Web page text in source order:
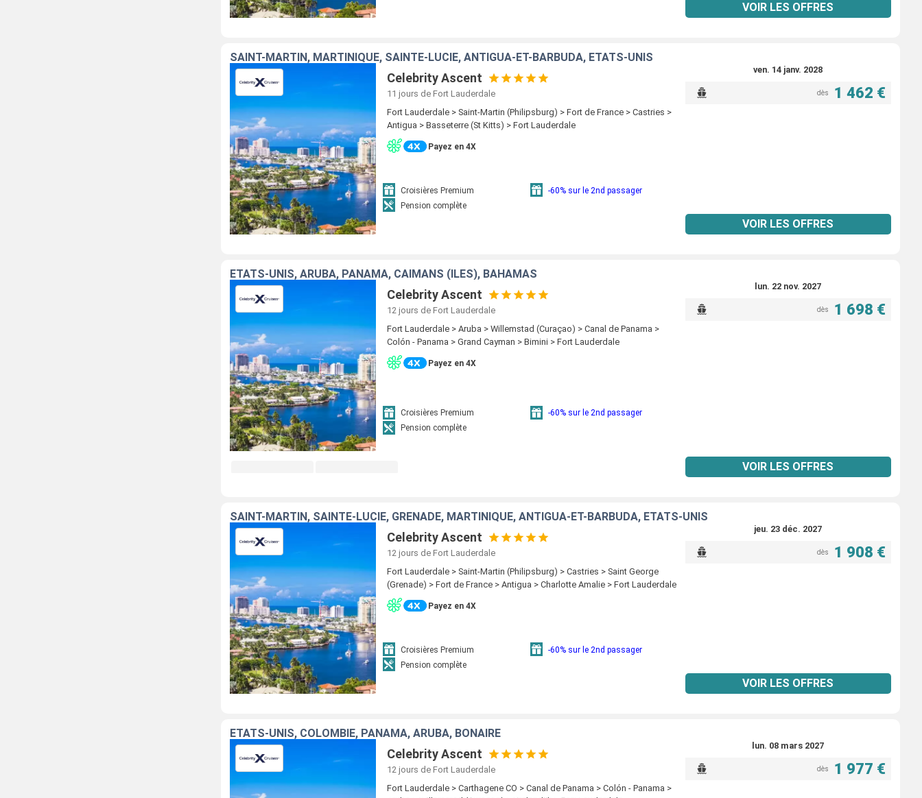
VOIR LES OFFRES
SAINT-MARTIN, MARTINIQUE, SAINTE-LUCIE, ANTIGUA-ET-BARBUDA, ÉTATS-UNIS
Celebrity Ascent
11 jours de Fort Lauderdale
Fort Lauderdale > Saint-Martin (Philipsburg) > Fort de France > Castries >
Antigua > Basseterre (St Kitts) > Fort Lauderdale
Payez en 4X
Croisières Premium
-60% sur le 2nd passager
Pension complète
ven. 14 janv. 2028
dès 1 462 €
VOIR LES OFFRES
ÉTATS-UNIS, ARUBA, PANAMA, CAÏMANS (ÎLES), BAHAMAS
Celebrity Ascent
12 jours de Fort Lauderdale
Fort Lauderdale > Aruba > Willemstad (Curaçao) > Canal de Panama >
Colón - Panama > Grand Cayman > Bimini > Fort Lauderdale
Payez en 4X
Croisières Premium
-60% sur le 2nd passager
Pension complète
lun. 22 nov. 2027
dès 1 698 €
VOIR LES OFFRES
SAINT-MARTIN, SAINTE-LUCIE, GRENADE, MARTINIQUE, ANTIGUA-ET-BARBUDA, ÉTATS-UNIS
Celebrity Ascent
12 jours de Fort Lauderdale
Fort Lauderdale > Saint-Martin (Philipsburg) > Castries > Saint George
(Grenade) > Fort de France > Antigua > Charlotte Amalie > Fort Lauderdale
Payez en 4X
Croisières Premium
-60% sur le 2nd passager
Pension complète
jeu. 23 déc. 2027
dès 1 908 €
VOIR LES OFFRES
ÉTATS-UNIS, COLOMBIE, PANAMA, ARUBA, BONAIRE
Celebrity Ascent
12 jours de Fort Lauderdale
Fort Lauderdale > Carthagene CO > Canal de Panama > Colón - Panama >
lun. 08 mars 2027
dès 1 977 €